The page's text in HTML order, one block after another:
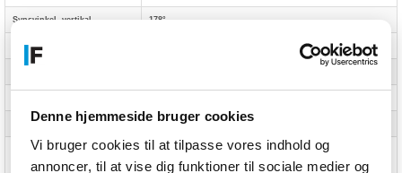
Denne hjemmeside bruger cookies
Vi bruger cookies til at tilpasse vores indhold og
annoncer, til at vise dig funktioner til sociale medier og
Synsvinkel, vertikal 178°
Responstid
Vis antal farver 1,073 milliarder farver
High Dynamic Range (HDR)
HDR10